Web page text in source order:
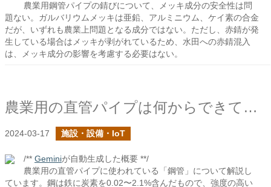
農業用鋼管パイプの錆びについて、メッキ成分の安全性は問
題ない。ガルバリウムメッキは亜鉛、アルミニウム、ケイ素の合金
だが、いずれも農業上問題となる成分ではない。ただし、赤錆が発
生している場合はメッキが剥がれているため、水田への赤錆混入
は、メッキ成分の影響を考慮する必要はない。
農業用の直管パイプは何からできている？
2024-03-17 施設・設備・IoT
/** Geminiが自動生成した概要 **/
農業用の直管パイプに使われている「鋼管」について解説し
ています。鋼は鉄に炭素を0.02〜2.1%含んだもので、強度の高い